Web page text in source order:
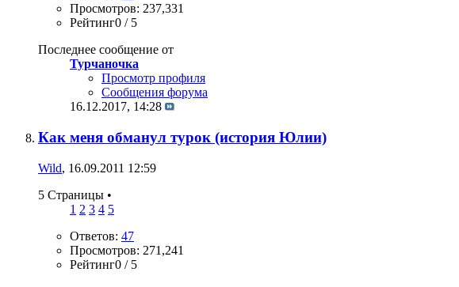
Просмотров: 237,331
Рейтинг0 / 5
Последнее сообщение от
Турчаночка
Просмотр профиля
Сообщения форума
16.12.2017, 14:28
Как меня обманул турок (история Юлии)
Wild, 16.09.2011 12:59
5 Страницы •
1 2 3 4 5
Ответов: 47
Просмотров: 271,241
Рейтинг0 / 5